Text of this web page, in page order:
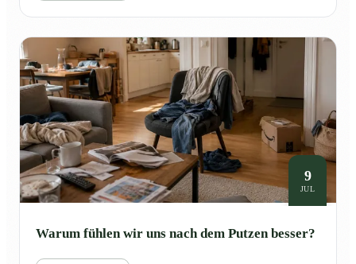
9
JUL
Warum fühlen wir uns nach dem Putzen besser?